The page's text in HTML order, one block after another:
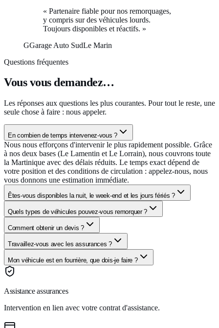
« Partenaire fiable pour nos remorquages,
y compris sur des véhicules lourds.
Toujours disponibles et réactifs. »
GGarage Auto SudLe Marin
Questions fréquentes
Vous vous demandez…
Les réponses aux questions les plus courantes. Pour tout le reste, une
seule chose à faire : nous appeler.
En combien de temps intervenez-vous ?
Nous nous efforçons d'intervenir le plus rapidement possible. Grâce
à nos deux bases (Le Lamentin et Le Lorrain), nous couvrons toute
la Martinique avec des délais réduits. Le temps exact dépend de
votre position et des conditions de circulation : appelez-nous, nous
vous donnons une estimation immédiate.
Êtes-vous disponibles la nuit, le week-end et les jours fériés ?
Quels types de véhicules pouvez-vous remorquer ?
Comment obtenir un devis ?
Travaillez-vous avec les assurances ?
Mon véhicule est en fourrière, que dois-je faire ?
Assistance assurances
Intervention en lien avec votre contrat d'assistance.